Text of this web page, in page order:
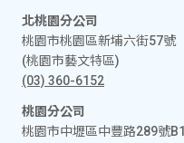
北桃園分公司
桃園市桃園區新埔六街57號
(桃園市藝文特區)
(03) 360-6152
桃園分公司
桃園市中壢區中豐路289號B1